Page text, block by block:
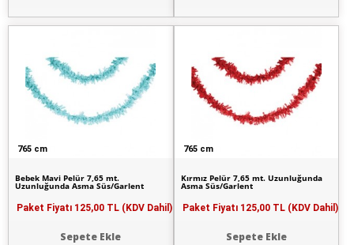
765 cm
Bebek Mavi Pelür 7,65 mt.
Uzunluğunda Asma Süs/Garlent
Paket Fiyatı 125,00 TL (KDV Dahil)
Sepete Ekle
765 cm
Kırmız Pelür 7,65 mt. Uzunluğunda
Asma Süs/Garlent
Paket Fiyatı 125,00 TL (KDV Dahil)
Sepete Ekle